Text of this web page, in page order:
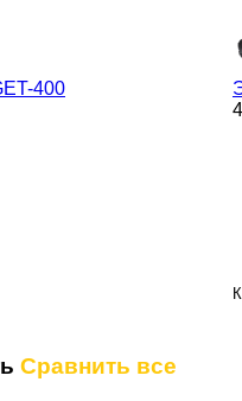
400
Сравнить все